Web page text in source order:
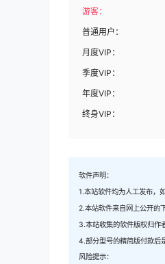
游客：
普通用户：
月度VIP：
季度VIP：
年度VIP：
终身VIP：
软件声明：
1.本站软件均为人工发布，
2.本站软件来自网上公开的
3.本站收集的软件版权归作
4.部分型号的精简版付款后
风险提示：